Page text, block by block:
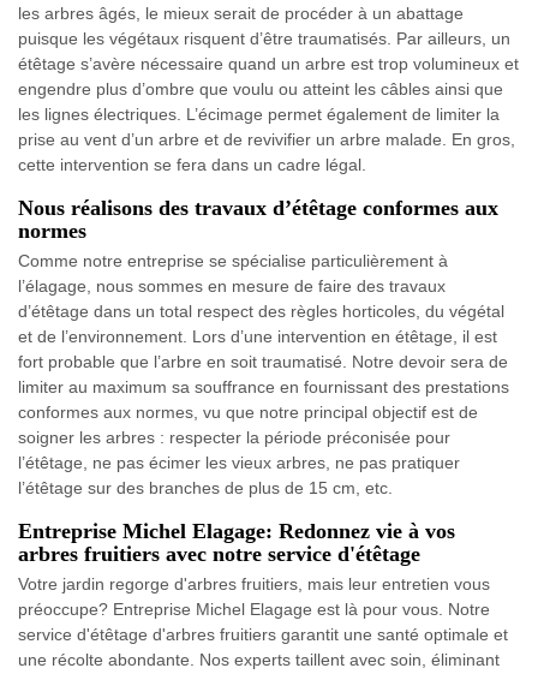
les arbres âgés, le mieux serait de procéder à un abattage
puisque les végétaux risquent d’être traumatisés. Par ailleurs, un
étêtage s’avère nécessaire quand un arbre est trop volumineux et
engendre plus d’ombre que voulu ou atteint les câbles ainsi que
les lignes électriques. L’écimage permet également de limiter la
prise au vent d’un arbre et de revivifier un arbre malade. En gros,
cette intervention se fera dans un cadre légal.
Nous réalisons des travaux d’étêtage conformes aux
normes
Comme notre entreprise se spécialise particulièrement à
l’élagage, nous sommes en mesure de faire des travaux
d’étêtage dans un total respect des règles horticoles, du végétal
et de l’environnement. Lors d’une intervention en étêtage, il est
fort probable que l’arbre en soit traumatisé. Notre devoir sera de
limiter au maximum sa souffrance en fournissant des prestations
conformes aux normes, vu que notre principal objectif est de
soigner les arbres : respecter la période préconisée pour
l’étêtage, ne pas écimer les vieux arbres, ne pas pratiquer
l’étêtage sur des branches de plus de 15 cm, etc.
Entreprise Michel Elagage: Redonnez vie à vos
arbres fruitiers avec notre service d'étêtage
Votre jardin regorge d'arbres fruitiers, mais leur entretien vous
préoccupe? Entreprise Michel Elagage est là pour vous. Notre
service d'étêtage d'arbres fruitiers garantit une santé optimale et
une récolte abondante. Nos experts taillent avec soin, éliminant